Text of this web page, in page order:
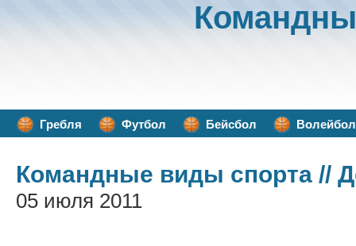
Гребля Футбол Бейсбол Волейбол
Командные виды спорта //
05 июля 2011